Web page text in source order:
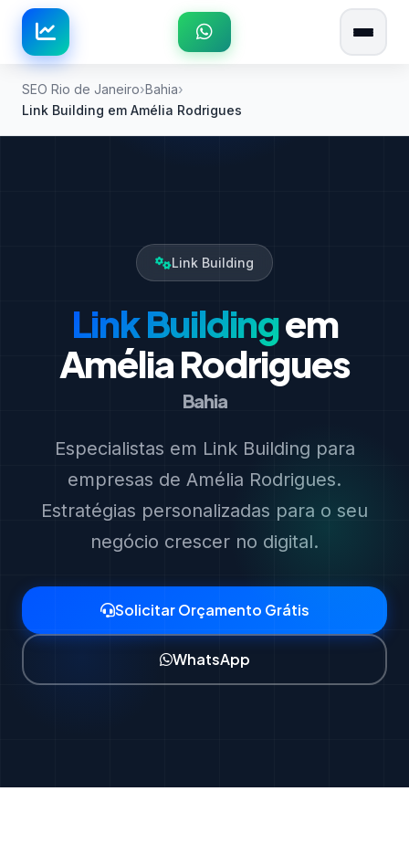
SEO Rio de Janeiro Bahia
Link Building em Amélia Rodrigues
Link Building
Link Buildingem
Amélia Rodrigues
Bahia
Especialistas em Link Building para
empresas de Amélia Rodrigues.
Estratégias personalizadas para o seu
negócio crescer no digital.
Solicitar Orçamento Grátis
WhatsApp